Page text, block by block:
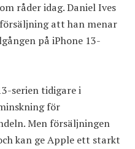
råder idag. Daniel Ives
att han menar
på iPhone 13-
serien tidigare i
för
Men försäljningen
kan ge Apple ett starkt